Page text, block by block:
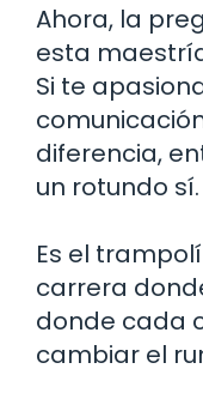
Ahora, la
esta
Si te
diferencia,
un rotundo sí.
Es el
carrera
donde cada
cambiar el